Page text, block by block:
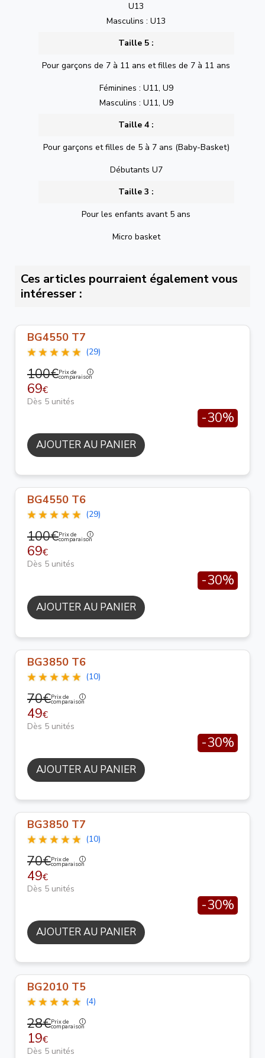
U13
Masculins : U13
Taille 5 :
Pour garçons de 7 à 11 ans et filles de 7 à 11 ans
Féminines : U11, U9
Masculins : U11, U9
Taille 4 :
Pour garçons et filles de 5 à 7 ans (Baby-Basket)
Débutants U7
Taille 3 :
Pour les enfants avant 5 ans
Micro basket
Ces articles pourraient également vous
intéresser :
BG4550 T7
(29)
100€Prix de
comparaison
69€
Dès 5 unités
-30%
AJOUTER AU PANIER
BG4550 T6
(29)
100€Prix de
comparaison
69€
Dès 5 unités
-30%
AJOUTER AU PANIER
BG3850 T6
(10)
70€Prix de
comparaison
49€
Dès 5 unités
-30%
AJOUTER AU PANIER
BG3850 T7
(10)
70€Prix de
comparaison
49€
Dès 5 unités
-30%
AJOUTER AU PANIER
BG2010 T5
(4)
28€Prix de
comparaison
19€
Dès 5 unités